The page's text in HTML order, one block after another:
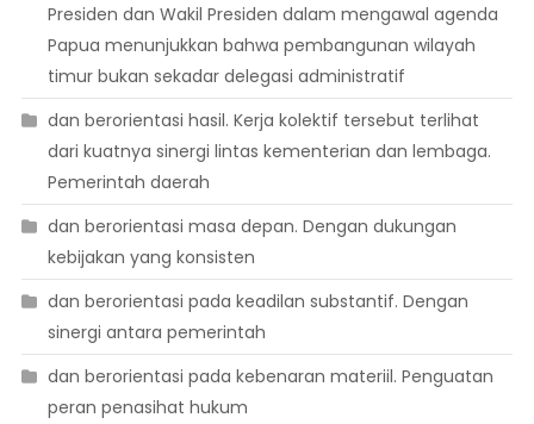
Presiden dan Wakil Presiden dalam mengawal agenda
Papua menunjukkan bahwa pembangunan wilayah
timur bukan sekadar delegasi administratif
dan berorientasi hasil. Kerja kolektif tersebut terlihat
dari kuatnya sinergi lintas kementerian dan lembaga.
Pemerintah daerah
dan berorientasi masa depan. Dengan dukungan
kebijakan yang konsisten
dan berorientasi pada keadilan substantif. Dengan
sinergi antara pemerintah
dan berorientasi pada kebenaran materiil. Penguatan
peran penasihat hukum